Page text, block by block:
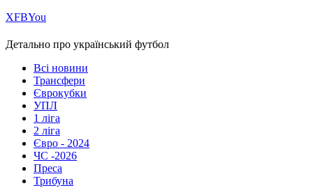
ХFBYou
Детально про український футбол
Всі новини
Трансфери
Єврокубки
УПЛ
1 ліга
2 ліга
Євро - 2024
ЧС -2026
Преса
Трибуна